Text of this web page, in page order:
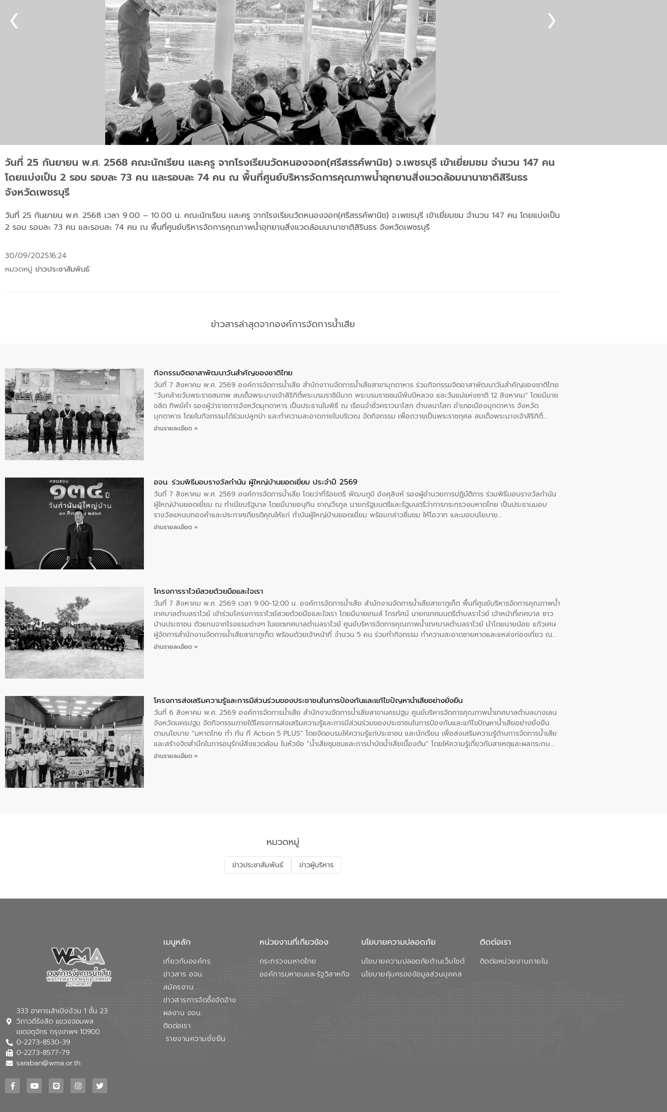
วันที่ 25 กันยายน พ.ศ. 2568 คณะนักเรียน เเละครู จากโรงเรียนวัดหนองจอก(ศรีสรรค์พานิช) จ.เพชรบุรี เข้าเยี่ยมชม จำนวน 147 คน
โดยแบ่งเป็น 2 รอบ รอบละ 73 คน และรอบละ 74 คน ณ พื้นที่ศูนย์บริหารจัดการคุณภาพน้ำอุทยานสิ่งแวดล้อมนานาชาติสิรินธร
จังหวัดเพชรบุรี
วันที่ 25 กันยายน พ.ศ. 2568 เวลา 9.00 – 10.00 น. คณะนักเรียน เเละครู จากโรงเรียนวัดหนองจอก(ศรีสรรค์พานิช) จ.เพชรบุรี เข้าเยี่ยมชม จำนวน 147 คน โดยแบ่งเป็น
2 รอบ รอบละ 73 คน และรอบละ 74 คน ณ พื้นที่ศูนย์บริหารจัดการคุณภาพน้ำอุทยานสิ่งแวดล้อมนานาชาติสิรินธร จังหวัดเพชรบุรี
30/09/202516:24
หมวดหมู่ ข่าวประชาสัมพันธ์
ข่าวสารล่าสุดจากองค์การจัดการน้ำเสีย
กิจกรรมจิตอาสาพัฒนาวันสําคัญของชาติไทย
วันที่ 7 สิงหาคม พ.ศ. 2569 องค์การจัดการน้ำเสีย สำนักงาานจัดการน้ำเสียสาขามุกดาหาร ร่วมกิจกรรมจิตอาสาพัฒนาวันสําคัญของชาติไทย
“วันคล้ายวันพระราชสมภพ สมเด็จพระนางเจ้าสิริกิติ์พระบรมราชินีนาถ พระบรมราชชนนีพันปีหลวง และวันแม่แห่งชาติ 12 สิงหาคม” โดยมีนาย
ชลิต ทิพย์คำ รองผู้ว่าราชการจังหวัดมุกดาหาร เป็นประธานในพิธี ณ เรือนจําชั่วคราวนาโสก ตําบลนาโสก อําเภอเมืองมุกดาหาร จังหวัด
มุกดาหาร โดยในกิจกรรมได้ร่วมปลูกป่า และทําความสะอาดภายในบริเวณ จัดกิจกรรม เพื่อถวายเป็นพระราชกุศล สมเด็จพระนางเจ้าสิริกิติ์
พระบรมราชินีนาถ พระบรมราชชนนีพันปีหลวง พร้อมถวายสัจปฏิญาณ ทำความดีด้วยหัวใจ
อ่านรายละเอียด »
อจน. ร่วมพิธีมอบรางวัลกำนัน ผู้ใหญ่บ้านยอดเยี่ยม ประจำปี 2569
วันที่ 7 สิงหาคม พ.ศ. 2569 องค์การจัดการน้ำเสีย โดยว่าที่ร้อยตรี พัฒนภูมิ อังศุสิงห์ รองผู้อำนวยการปฏิบัติการ ร่วมพิธีมอบรางวัลกำนัน
ผู้ใหญ่บ้านยอดเยี่ยม ณ ทำเนียบรัฐบาล โดยมีนายอนุทิน ชาญวีรกูล นายกรัฐมนตรีและรัฐมนตรีว่าการกระทรวงมหาดไทย เป็นประธานมอบ
รางวัลแหนบทองคำและประกาศเกียรติคุณให้แก่ กำนันผู้ใหญ่บ้านยอดเยี่ยม พร้อมกล่าวชื่นชม ให้โอวาท และมอบนโยบาย
อ่านรายละเอียด »
โครงการราไวย์สวยด้วยมือและใจเรา
วันที่ 7 สิงหาคม พ.ศ. 2569 เวลา 9:00-12:00 น. องค์การจัดการน้ำเสีย สำนักงานจัดการน้ำเสียสาขาภูเก็ต พื้นที่ศูนย์บริหารจัดการคุณภาพน้ำ
เทศบาลตำบลราไวย์ เข้าร่วมโครงการราไวย์สวยด้วยมือและใจเรา โดยมีนายเทมส์ ไกรทัศน์ นายกเทศมนตรีตำบลราไวย์ เจ้าหน้าที่เทศบาล ชาว
บ้านประชาชน ตัวแทนจากโรงแรมต่างๆ ในเขตเทศบาลตำบลราไวย์ ศูนย์บริหารจัดการคุณภาพน้ำเทศบาลตำบลราไวย์ นำโดยนายน้อย แก้วเศษ
ผู้จัดการสำนักงานจัดการน้ำเสียสาขาภูเก็ต พร้อมด้วยเจ้าหน้าที่ จำนวน 5 คน ร่วมทำกิจกรรม ทำความสะอาดชายหาดและแหล่งท่องเที่ยว ณ
บริเวณแหลมพรหมเทพ หมู่ที่ 6 ตำบลราไวย์ อำเภอเมือง จังหวัดภูเก็ต
อ่านรายละเอียด »
โครงการส่งเสริมความรู้และการมีส่วนร่วมของประชาชนในการป้องกันและแก้ไขปัญหาน้ำเสียอย่างยั่งยืน
วันที่ 6 สิงหาคม พ.ศ. 2569 องค์การจัดการน้ำเสีย สำนักงานจัดการน้ำเสียสาขานครปฐม ศูนย์บริหารจัดการคุณภาพน้ำเทศบาลตำบลบางเลน
จังหวัดนครปฐม จัดกิจกรรมภายใต้โครงการส่งเสริมความรู้และการมีส่วนร่วมของประชาชนในการป้องกันและแก้ไขปัญหาน้ำเสียอย่างยั่งยืน
ตามนโยบาย “มหาดไทย ทำ ทัน ที Action 5 PLUS” โดยจัดอบรมให้ความรู้แก่ประชาชน และนักเรียน เพื่อส่งเสริมความรู้ด้านการจัดการน้ำเสีย
และสร้างจิตสำนึกในการอนุรักษ์สิ่งแวดล้อม ในหัวข้อ “น้ำเสียชุมชนและการบำบัดน้ำเสียเบื้องต้น” โดยให้ความรู้เกี่ยวกับสาเหตุและผลกระทบ
ของน้ำเสีย แนวทางการลดการเกิดน้ำเสียจากแหล่งกำเนิด การบำบัดน้ำเสียเบื้องต้นในครัวเรือน ณ เทศบาลตำบลบางเลน จังหวัดนครปฐม
อ่านรายละเอียด »
หมวดหมู่
ข่าวประชาสัมพันธ์ ข่าวผู้บริหาร
333 อาคารเล้าเป้งง้วน 1 ชั้น 23
วิภาวดีรังสิต แขวงจอมพล
เขตจตุจักร กรุงเทพฯ 10900
0-2273-8530-39
0-2273-8577-79
saraban@wma.or.th
เมนูหลัก
เกี่ยวกับองค์กร
ข่าวสาร อจน.
สมัครงาน
ข่าวสารการจัดซื้อจัดจ้าง
ผลงาน อจน.
ติดต่อเรา
รายงานความยั่งยืน
หน่วยงานที่เกียวข้อง
กระทรวงมหาดไทย
องค์การมหาชนและรัฐวิสาหกิจ
นโยบายความปลอดภัย
นโยบายความปลอดภัยด้านเว็บไซต์
นโยบายคุ้มครองข้อมูลส่วนบุคคล
ติดต่อเรา
ติดต่อหน่วยงานภายใน